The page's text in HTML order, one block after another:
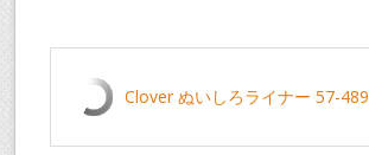
Clover ぬいしろライナー 57-489